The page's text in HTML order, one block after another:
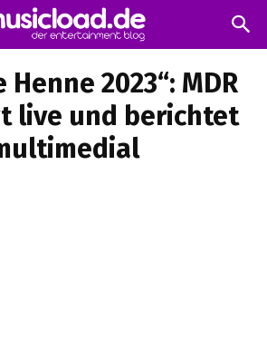
Henne 2023“: MDR
live und berichtet